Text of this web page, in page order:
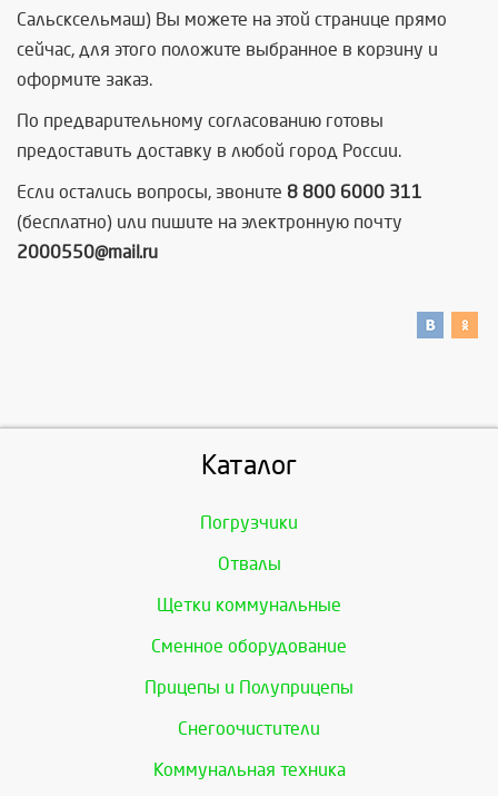
Сальсксельмаш) Вы можете на этой странице прямо
сейчас, для этого положите выбранное в корзину и
оформите заказ.
По предварительному согласованию готовы
предоставить доставку в любой город России.
Если остались вопросы, звоните 8 800 6000 311
(бесплатно) или пишите на электронную почту
2000550@mail.ru
Каталог
Погрузчики
Отвалы
Щетки коммунальные
Сменное оборудование
Прицепы и Полуприцепы
Снегоочистители
Коммунальная техника